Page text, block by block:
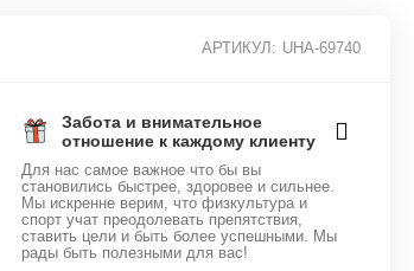
АРТИКУЛ: UHA-69740
Забота и внимательное
отношение к каждому клиенту
Для нас самое важное что бы вы
становились быстрее, здоровее и сильнее.
Мы искренне верим, что физкультура и
спорт учат преодолевать препятствия,
ставить цели и быть более успешными. Мы
рады быть полезными для вас!